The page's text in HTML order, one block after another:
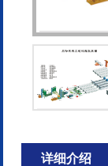
详细介绍